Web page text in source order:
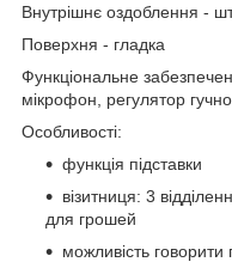
Внутрішнє оздоблення -
Поверхня - гладка
Функціональне
мікрофон, регулятор
Особливості:
функція підставки
візитниця: 3
для грошей
можливість